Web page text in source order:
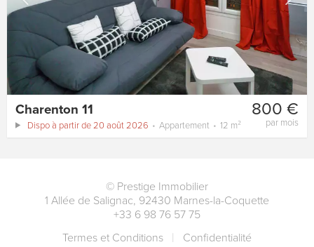
800 €
par mois
Charenton 11
Dispo à partir de 20 août 2026 Appartement 12 m²
© Prestige Immobilier
1 Allée de Salignac, 92430 Marnes-la-Coquette
+33 6 98 76 57 75
Termes et Conditions
Сonfidentialité